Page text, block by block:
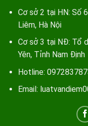
Cơ sở 2 tại HN: Số
Liêm, Hà Nội
Cơ sở 3 tại NĐ: Tổ
Yên, Tỉnh Nam Định
Hotline:
Email: